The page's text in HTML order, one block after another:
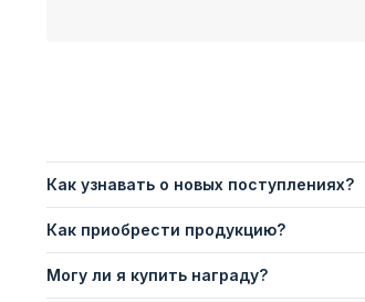
Как узнавать о новых поступлениях?
Как приобрести продукцию?
Могу ли я купить награду?